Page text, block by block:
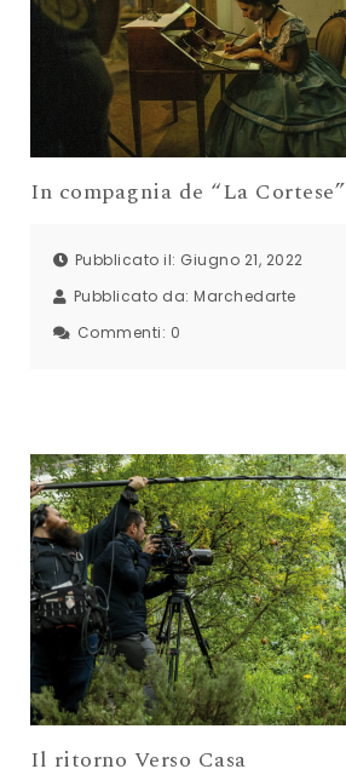
In compagnia de “La Cortese”
Pubblicato il: Giugno 21, 2022
Pubblicato da: Marchedarte
Commenti: 0
Il ritorno Verso Casa